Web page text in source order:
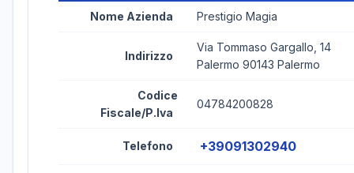
Nome Azienda Prestigio Magia
Indirizzo
Via Tommaso Gargallo, 14
Palermo 90143 Palermo
Codice
Fiscale/P.Iva
04784200828
Telefono +39091302940